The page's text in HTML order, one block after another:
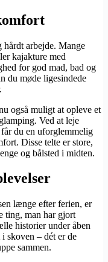
arbejde. Mange
kajakture med
for god mad, bad og
du møde ligesindede
også muligt at opleve et
Ved at leje
du en uforglemmelig
Disse telte er store,
og bålsted i midten.
længe efter ferien, er
ting, man har gjort
historier under åben
skoven – dét er de
sammen.